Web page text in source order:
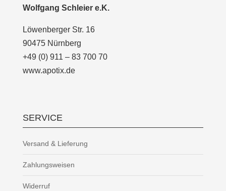
Wolfgang Schleier e.K.
Löwenberger Str. 16
90475 Nürnberg
+49 (0) 911 – 83 700 70
www.apotix.de
SERVICE
Versand & Lieferung
Zahlungsweisen
Widerruf